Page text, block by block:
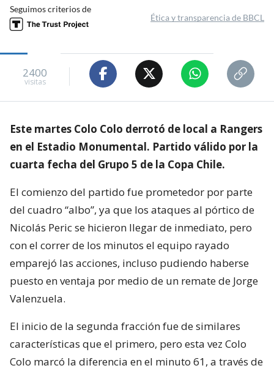
Seguimos criterios de
Ética y transparencia de BBCL
2400
visitas
Este martes Colo Colo derrotó de local a Rangers
en el Estadio Monumental. Partido válido por la
cuarta fecha del Grupo 5 de la Copa Chile.
El comienzo del partido fue prometedor por parte
del cuadro “albo”, ya que los ataques al pórtico de
Nicolás Peric se hicieron llegar de inmediato, pero
con el correr de los minutos el equipo rayado
emparejó las acciones, incluso pudiendo haberse
puesto en ventaja por medio de un remate de Jorge
Valenzuela.
El inicio de la segunda fracción fue de similares
características que el primero, pero esta vez Colo
Colo marcó la diferencia en el minuto 61, a través de